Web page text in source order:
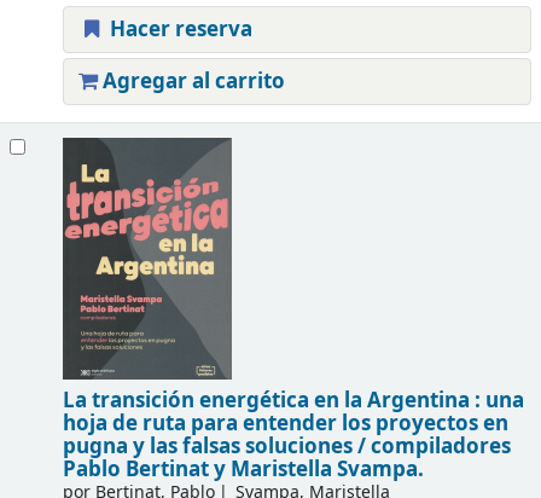
Hacer reserva
Agregar al carrito
La transición energética en la Argentina : una
hoja de ruta para entender los proyectos en
pugna y las falsas soluciones /compiladores
Pablo Bertinat y Maristella Svampa.
por Bertinat, Pablo Svampa, Maristella